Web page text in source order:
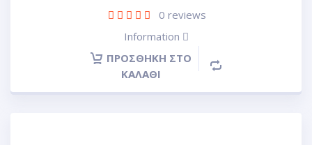
0 reviews
Information
ΠΡΟΣΘΉΚΗ ΣΤΟ
ΚΑΛΆΘΙ